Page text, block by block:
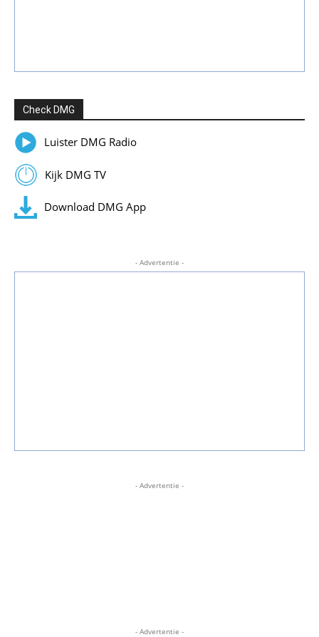
Check DMG
Luister DMG Radio
Kijk DMG TV
Download DMG App
- Advertentie -
- Advertentie -
- Advertentie -